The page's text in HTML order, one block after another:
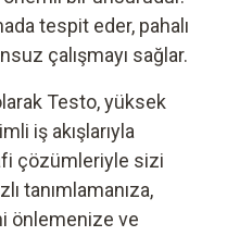
tespit eder, pahalı
çalışmayı sağlar.
Testo, yüksek
iş akışlarıyla
çözümleriyle sizi
tanımlamanıza,
önlemenize ve